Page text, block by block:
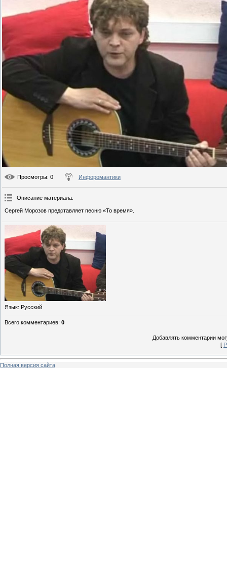
Просмотры: 0 Инфоромантики
Описание материала:
Сергей Морозов представляет песню «То время».
Язык: Русский
Всего комментариев: 0
Добавлять комментарии
[
Полная версия сайта